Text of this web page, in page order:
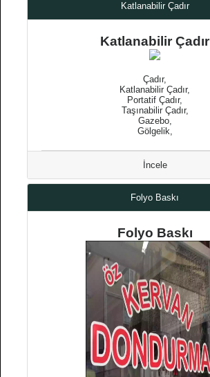
Katlanabilir Çadır
Katlanabilir Çadır
Çadır,
Katlanabilir Çadır,
Portatif Çadır,
Taşınabilir Çadır,
Gazebo,
Gölgelik,
İncele
Folyo Baskı
Folyo Baskı